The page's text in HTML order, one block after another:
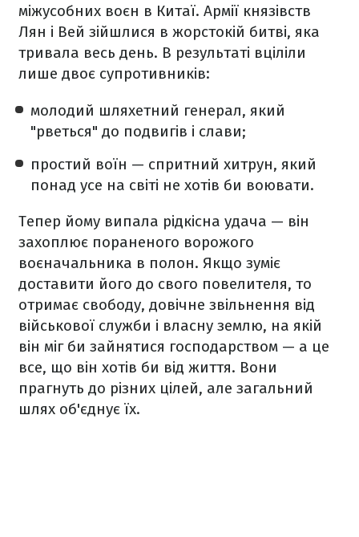
міжусобних воєн в Китаї. Армії князівств
Лян і Вей зійшлися в жорстокій битві, яка
тривала весь день. В результаті вціліли
лише двоє супротивників:
молодий шляхетний генерал, який
"рветься" до подвигів і слави;
простий воїн — спритний хитрун, який
понад усе на світі не хотів би воювати.
Тепер йому випала рідкісна удача — він
захоплює пораненого ворожого
воєначальника в полон. Якщо зуміє
доставити його до свого повелителя, то
отримає свободу, довічне звільнення від
військової служби і власну землю, на якій
він міг би зайнятися господарством — а це
все, що він хотів би від життя. Вони
прагнуть до різних цілей, але загальний
шлях об'єднує їх.